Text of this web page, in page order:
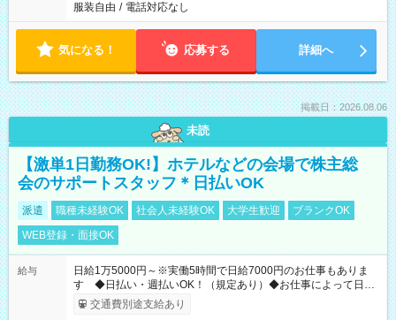
服装自由 / 電話対応なし
気になる！ 応募する 詳細へ
掲載日：2026.08.06
未読
【激単1日勤務OK!】ホテルなどの会場で株主総
会のサポートスタッフ＊日払いOK
派遣 職種未経験OK 社会人未経験OK 大学生歓迎
ブランクOK
WEB登録・面接OK
給与
日給1万5000円～※実働5時間で日給7000円のお仕事もありま
す ◆日払い・週払いOK！（規定あり）◆お仕事によって日給
も異なります
交通費別途支給あり